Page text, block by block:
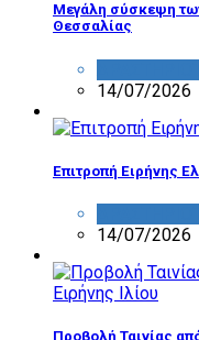
Μεγάλη σύσκεψη
Θεσσαλίας
14/07/2026
Επιτροπή Ειρήνης
14/07/2026
Προβολή Ταινίας